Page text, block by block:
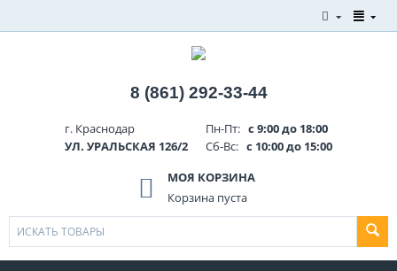
8 (861) 292-33-44
г. Краснодар
УЛ. УРАЛЬСКАЯ 126/2
Пн-Пт: с 9:00 до 18:00
Сб-Вс: с 10:00 до 15:00
МОЯ КОРЗИНА
Корзина пуста